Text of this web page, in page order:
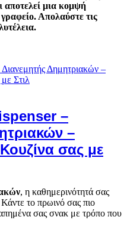
αποτελεί μια κομψή
Απολαύστε τις
–
–
σας με
, η καθημερινότητά σας
Κάντε το πρωινό σας πιο
σας σνακ με τρόπο που